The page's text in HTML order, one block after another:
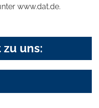
www.dat.de.
uns: